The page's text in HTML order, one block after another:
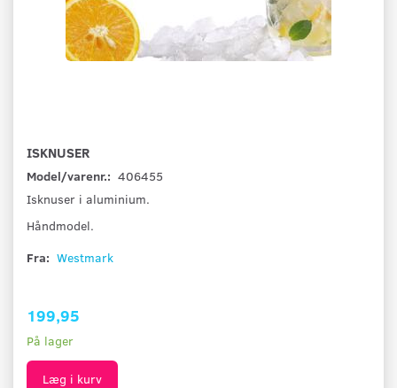
ISKNUSER
Model/varenr.: 406455
Isknuser i aluminium.
Håndmodel.
Fra: Westmark
199,95
På lager
Læg i kurv